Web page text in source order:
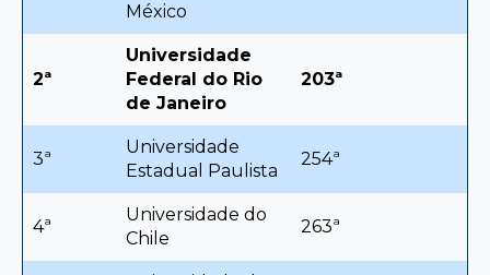
México
2ª
Universidade
Federal do Rio
de Janeiro
203ª
3ª
Universidade
Estadual Paulista
254ª
4ª
Universidade do
Chile
263ª